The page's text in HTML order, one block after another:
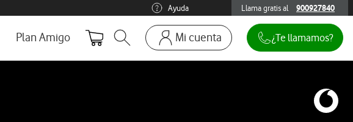
Ayuda Llama gratis al
900927840 900927840
Plan Amigo
Abrir buscador. Abre en ventana modal
Mi cuenta
Ir a la pagina acceso clientes. Abre en
¿Te llamamos?